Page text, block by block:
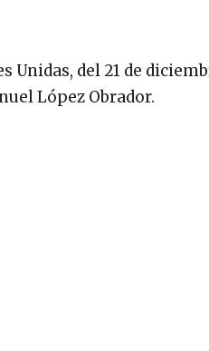
del 21 de
López Obrador.